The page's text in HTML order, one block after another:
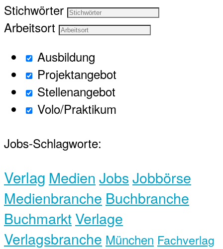
Stichwörter
Arbeitsort
Ausbildung
Projektangebot
Stellenangebot
Volo/Praktikum
Jobs-Schlagworte:
Verlag Medien JobsJobbörse
Medienbranche Buchbranche
BuchmarktVerlage
Verlagsbranche München Fachverlag